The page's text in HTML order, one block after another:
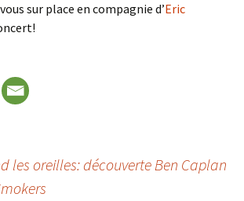
sur place en compagnie d’Eric
les oreilles: découverte Ben Caplan